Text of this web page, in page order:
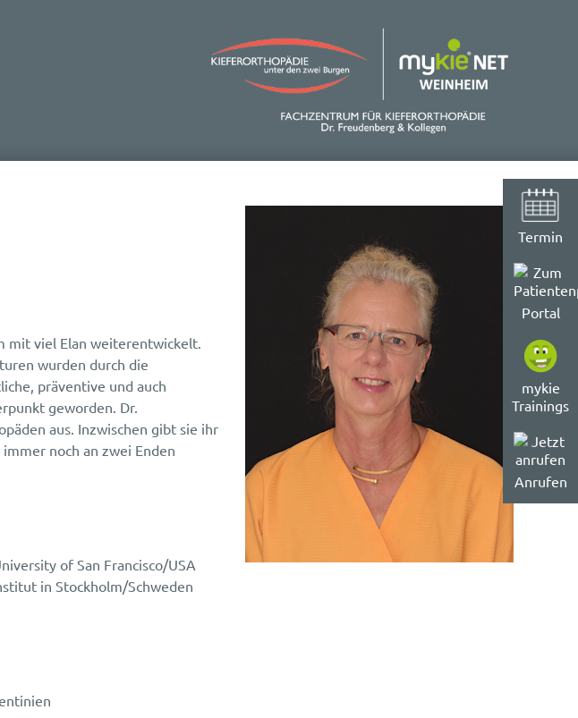
mit viel Elan weiterentwickelt.
wurden durch die
präventive und auch
geworden. Dr.
aus. Inzwischen gibt sie ihr
noch an zwei Enden
of San Francisco/USA
in Stockholm/Schweden
Termin
Portal
mykie
Trainings
Anrufen